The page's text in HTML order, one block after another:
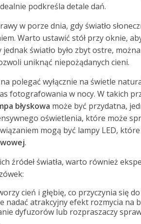
podkreśla detale dań.
w porze dnia, gdy światło
Warto ustawić stół przy oknie,
światło było zbyt ostre,
uniknąć niepożądanych cieni.
polegać wyłącznie na świetle
fotografowania w nocy. W takich
błyskowa może być przydatna,
oświetlenia, które może
mogą być lampy LED,
.
źródeł światła, warto również
cień i głębię, co przyczynia się
nadać atrakcyjny efekt rozmycia na
dyfuzorów lub rozpraszaczy